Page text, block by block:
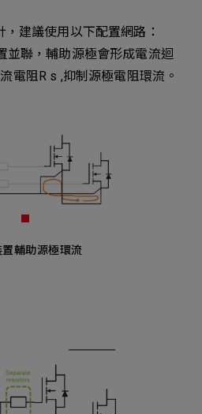
置輔助源極環流
建議使用以下配置網路：
並聯，輔助源極會形成電流迴
電阻R s ,抑制源極電阻環流。